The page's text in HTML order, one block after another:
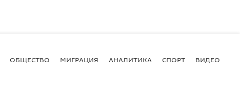
ОБЩЕСТВО МИГРАЦИЯ АНАЛИТИКА СПОРТ ВИДЕО